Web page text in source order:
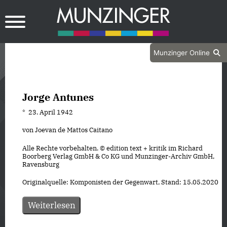
Munzinger Online
Jorge Antunes
* 23. April 1942
von Joevan de Mattos Caitano
Alle Rechte vorbehalten. © edition text + kritik im Richard
Boorberg Verlag GmbH & Co KG und Munzinger-Archiv GmbH,
Ravensburg
Originalquelle: Komponisten der Gegenwart, Stand: 15.05.2020
Weiterlesen